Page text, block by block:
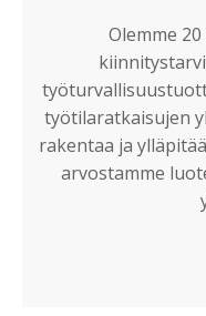
Olemme
työtilaratkaisujen
rakentaa ja
arvostamme